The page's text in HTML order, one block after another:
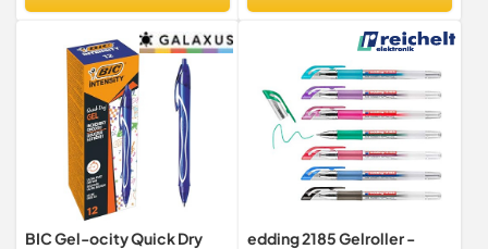
BIC Gel-ocity Quick Dry
edding 2185 Gelroller -